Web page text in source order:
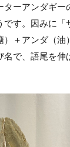
ターアンダギー
です。因みに「
）＋アンダ（油
名で、語尾を伸